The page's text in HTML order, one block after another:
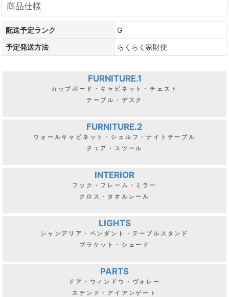
商品仕様
配送予定ランク
G
予定発送方法
らくらく家財便
FURNITURE.1
カップボード・キャビネット・チェスト
テーブル・デスク
FURNITURE.2
ウォールキャビネット・シェルフ・ナイトテーブル
チェア・スツール
INTERIOR
フック・フレーム・ミラー
クロス・タオルレール
LIGHTS
シャンデリア・ペンダント・テーブルスタンド
ブラケット・シェード
PARTS
ドア・ウィンドウ・ヴォレー
ステンド・アイアンゲート